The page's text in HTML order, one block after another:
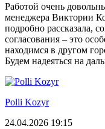
Работой очень
менеджера Виктории
подробно рассказала,
согласования – это
находимся в другом
Будем надеяться на
Polli Kozyr
24.04.2026 19:15